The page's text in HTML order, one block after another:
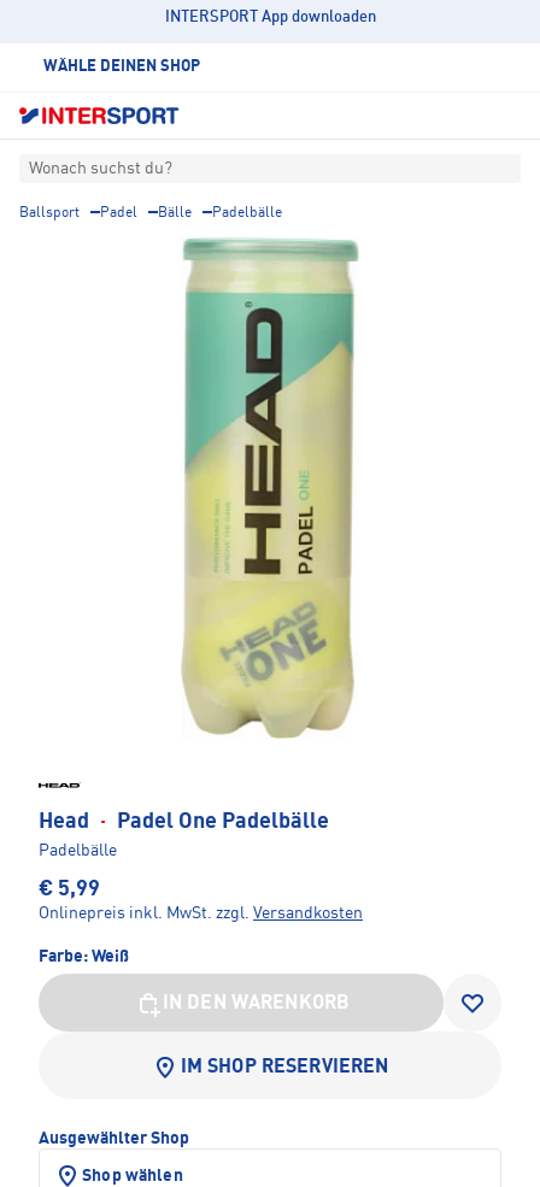
INTERSPORT App downloaden
WÄHLE DEINEN SHOP
Wonach suchst du?
Ballsport Padel Bälle Padelbälle
Head · Padel One Padelbälle
Padelbälle
€ 5,99
Onlinepreis inkl. MwSt. zzgl. Versandkosten
Farbe: Weiß
IN DEN WARENKORB
IM SHOP RESERVIEREN
Ausgewählter Shop
Shop wählen